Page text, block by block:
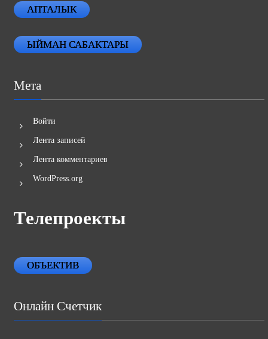
АПТАЛЫК
ЫЙМАН САБАКТАРЫ
Мета
Войти
Лента записей
Лента комментариев
WordPress.org
Телепроекты
ОБЪЕКТИВ
Онлайн Счетчик